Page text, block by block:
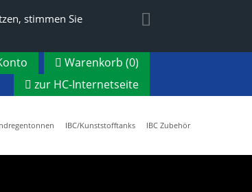
stimmen Sie
Warenkorb (0)
zur HC-Internetseite
IBC/Kunststofftanks IBC Zubehör